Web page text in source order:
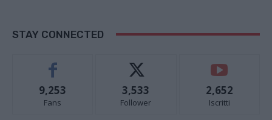
STAY CONNECTED
9,253
Fans
3,533
Follower
2,652
Iscritti